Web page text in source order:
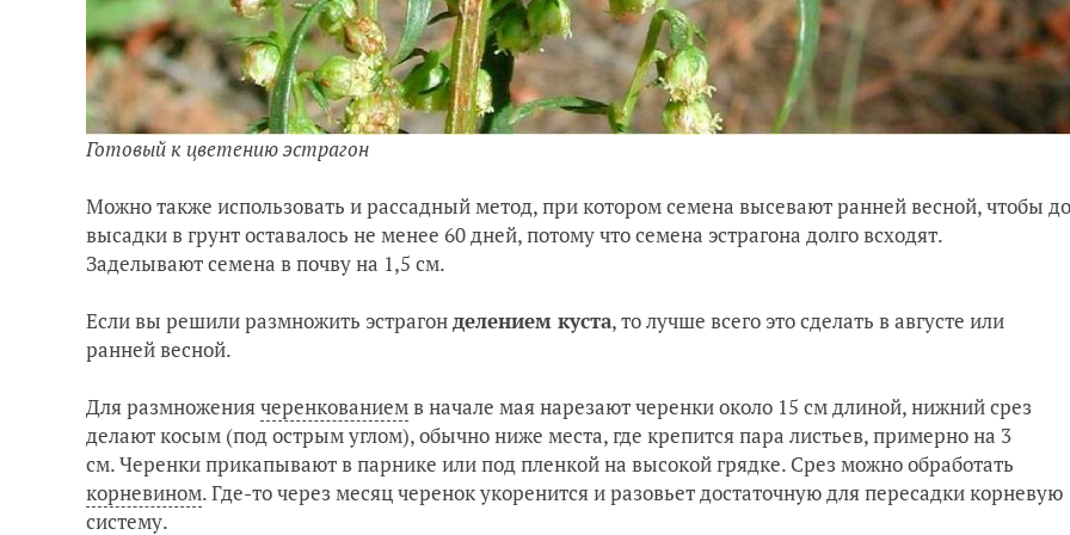
Готовый к цветению эстрагон
Можно также использовать и рассадный метод, при котором семена высевают ранней весной, чтобы до
высадки в грунт оставалось не менее 60 дней, потому что семена эстрагона долго всходят.
Заделывают семена в почву на 1,5 см.
Если вы решили размножить эстрагонделением куста, то лучше всего это сделать в августе или
ранней весной.
Для размножениячеренкованиемв начале мая нарезают черенки около 15 см длиной, нижний срез
делают косым (под острым углом), обычно ниже места, где крепится пара листьев, примерно на 3
см. Черенки прикапывают в парнике или под пленкой на высокой грядке. Срез можно обработать
корневином. Где-то через месяц черенок укоренится и разовьет достаточную для пересадки корневую
систему.